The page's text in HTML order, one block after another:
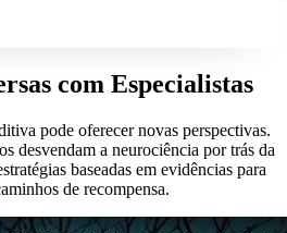
com Especialistas
pode oferecer novas perspectivas.
desvendam a neurociência por trás da
baseadas em evidências para
de recompensa.